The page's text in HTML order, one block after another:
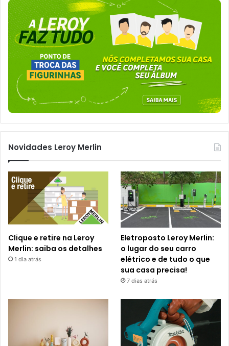
Novidades Leroy Merlin
Clique e retire na Leroy
Merlin: saiba os detalhes
1 dia atrás
Eletroposto Leroy Merlin:
o lugar do seu carro
elétrico e de tudo o que
sua casa precisa!
7 dias atrás